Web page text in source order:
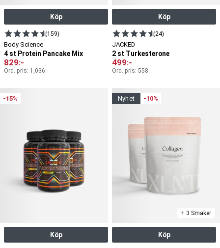
Köp
(159)
Body Science
4 st Protein Pancake Mix
829:-
Ord. pris: 1,036:-
Köp
(24)
JACKED
2 st Turkesterone
499:-
Ord. pris: 558:-
-15%
Köp
nyhet -10%
+ 3 Smaker
Köp